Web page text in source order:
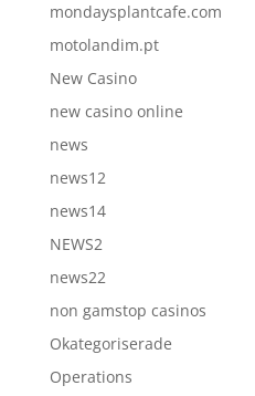
mondaysplantcafe.com
motolandim.pt
New Casino
new casino online
news
news12
news14
NEWS2
news22
non gamstop casinos
Okategoriserade
Operations